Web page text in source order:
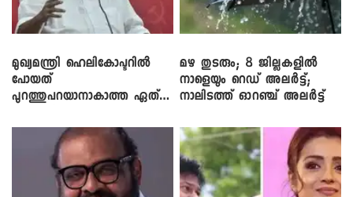
മുഖ്യമന്ത്രി ഹെലികോപ്ടറിൽ
പോയത്
പുറത്തുപറയാനാകാത്ത ഏത്
മഴ തുടരും; 8 ജില്ലകളിൽ
നാളെയും റെഡ് അലർട്ട്;
നാലിടത്ത് ഓറഞ്ച് അലർട്ട്